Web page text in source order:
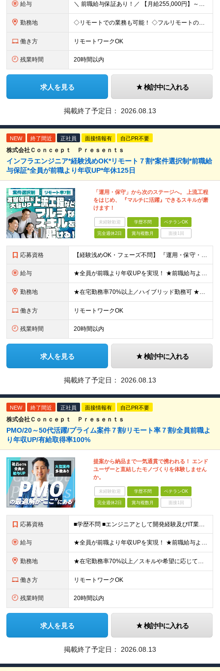
給与 ＼ 前職給与保証あり！／ 【月給255,000円】～＋各種手当 ※試用期間3ヶ月も待遇に変わりなし ※経験・スキルを考慮の上、決定します ※みなし残業37時間分（57,200円～）含む★超過分全額支給
勤務地 ◇リモートでの業務も可能！ ◇フルリモートの実績もあり！ ◇勤務地やお住いの地域や希望を考慮 ◇転居を伴う転勤なし 入社後1～2年は自社で開発業務に慣れるところからスタート◎ ゆくゆくは、東京23
働き方 リモートワークOK
残業時間 20時間以内
求人を見る 検討中に入れる
掲載終了予定日： 2026.08.13
NEW 終了間近 正社員 面接情報有 自己PR不要
株式会社Ｃｏｎｃｅｐｔ Ｐｒｅｓｅｎｔｓ
インフラエンジニア*経験浅めOK*リモート７割*案件選択制*前職給
与保証*全員が前職より年収UP*年休125日
「運用・保守」から次のステージへ。 上流工程
をはじめ、 『マルチに活躍』できるスキルが磨
けます！
未経験歓迎 学歴不問 ベテランOK
完全週休2日 賞与複数月 面接1回
応募資格 【経験浅めOK・フェーズ不問】 『運用・保守・監視の経験しかないが、設計構築へキャリアチェンジしたい！』 『将来が見えないので、マルチなスキルを身につけたい！』 などなど、今のフェーズに悩む『意欲が
給与 ★全員が前職より年収UPを実現！ ★前職給与より120％アップ実績あり ★前職給与を最大限に考慮 ★入社4年目で年収800万円の社員も在籍！ 年俸336万円～880万円（1/12を毎月支給）＋インセ
勤務地 ★在宅勤務率70%以上／ハイブリッド勤務可 ★転勤なし 本社または一都三県のプロジェクト先（東陽町、浜松町などメインは東京23区内）にて勤務いただきます！ 【本社】 東京都荒川区西日暮里5-10-
働き方 リモートワークOK
残業時間 20時間以内
求人を見る 検討中に入れる
掲載終了予定日： 2026.08.13
NEW 終了間近 正社員 面接情報有 自己PR不要
株式会社Ｃｏｎｃｅｐｔ Ｐｒｅｓｅｎｔｓ
PMO/20～50代活躍/プライム案件７割/リモート率７割/全員前職よ
り年収UP/有給取得率100%
提案から納品まで一気通貫で携われる！ エンド
ユーザーと直結したモノづくりを体験しません
か。
未経験歓迎 学歴不問 ベテランOK
完全週休2日 賞与複数月 面接1回
応募資格 ■学歴不問 ■エンジニアとして開発経験及びIT業界でのマネジメント経験をお持ちの方 ≪こんな想いをお持ちの方にピッタリ≫ ◎大規模案件にマネジメントポジションとして携わりたい ◎今より収入もスキルも
給与 ★全員が前職より年収UPを実現！ ★前職給与より120％アップ実績あり ★前職給与を最大限に考慮 ★入社4年目で年収800万円の社員も在籍！ 年俸420万円～960万円（1/12を毎月支給）＋インセ
勤務地 ★在宅勤務率70%以上／スキルや希望に応じてフルリモートも可 ★転勤なし 本社または一都三県のプロジェクト先（メインは東京23区内）にて勤務いただきます！ 【本社】 東京都荒川区西日暮里5-10-
働き方 リモートワークOK
残業時間 20時間以内
求人を見る 検討中に入れる
掲載終了予定日： 2026.08.13